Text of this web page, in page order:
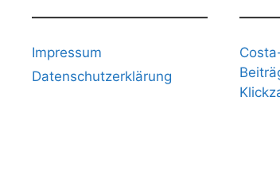
Impressum
Datenschutzerklärung